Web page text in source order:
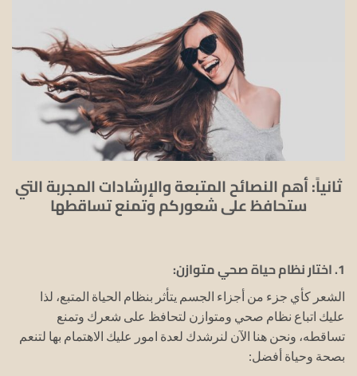
ثانياً: أهم النصائح المتبعة والإرشادات المجربة التي
ستحافظ على شعوركم وتمنع تساقطها
1. اختار نظام حياة صحي متوازن:
الشعر كأي جزء من أجزاء الجسم يتأثر بنظام الحياة المتبع، لذا
عليك اتباع نظام صحي ومتوازن لتحافظ على شعرك وتمنع
تساقطه، ونحن هنا الآن لنرشدك لعدة امور عليك الاهتمام بها لتنعم
بصحة وحياة أفضل: